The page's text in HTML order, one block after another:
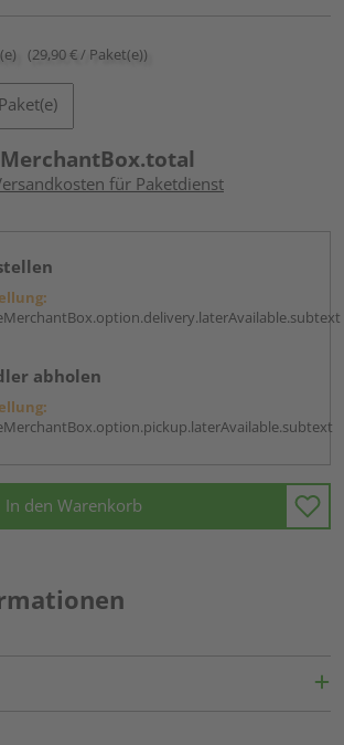
(29,90 € / Paket(e))
Paket(e)
für Paketdienst
abholen
In den Warenkorb